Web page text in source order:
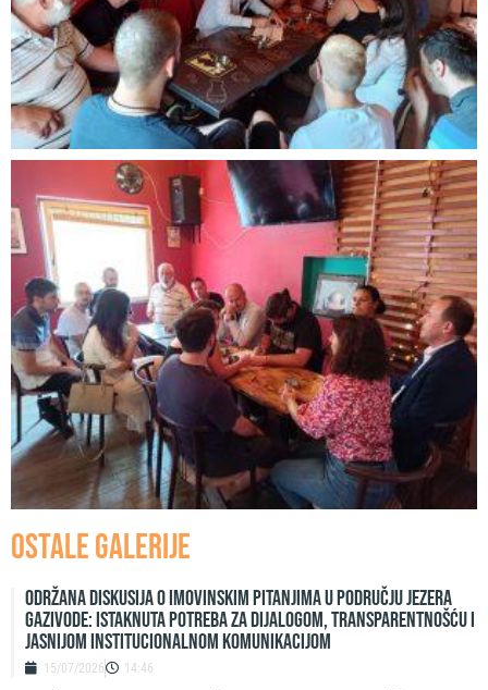
Ostale galerije
Održana diskusija o imovinskim pitanjima u području jezera
Gazivode: Istaknuta potreba za dijalogom, transparentnošću i
jasnijom institucionalnom komunikacijom
15/07/2026 14:46